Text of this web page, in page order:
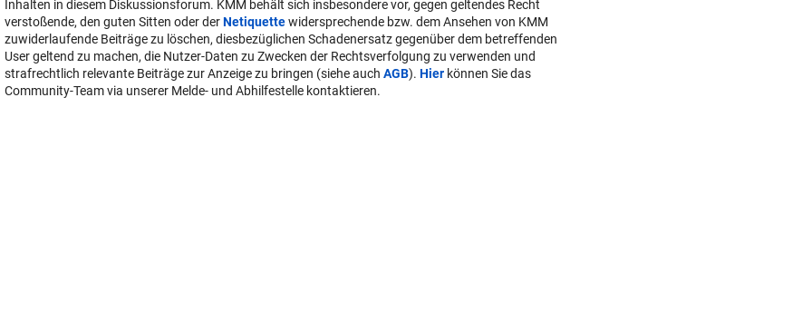
Inhalten in diesem Diskussionsforum. KMM behält sich insbesondere vor, gegen geltendes Recht
verstoßende, den guten Sitten oder derNetiquettewidersprechende bzw. dem Ansehen von KMM
zuwiderlaufende Beiträge zu löschen, diesbezüglichen Schadenersatz gegenüber dem betreffenden
User geltend zu machen, die Nutzer-Daten zu Zwecken der Rechtsverfolgung zu verwenden und
strafrechtlich relevante Beiträge zur Anzeige zu bringen (siehe auch AGB). Hier können Sie das
Community-Team via unserer Melde- und Abhilfestelle kontaktieren.